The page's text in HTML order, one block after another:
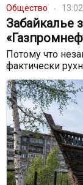
Общество
Забайкалье
Потому что
фактически